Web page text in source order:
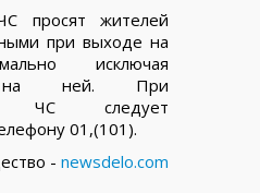
просят жителей
при выходе на
исключая
на ней. При
ЧС следует
01,(101).
- newsdelo.com